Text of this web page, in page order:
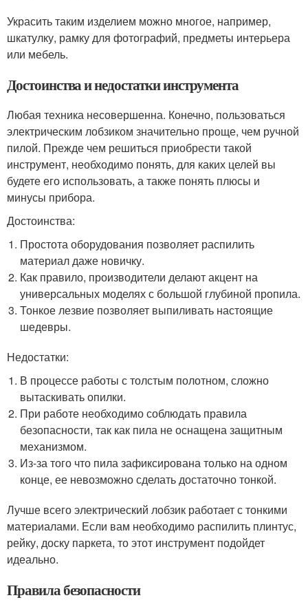
Украсить таким изделием можно многое, например,
шкатулку, рамку для фотографий, предметы интерьера
или мебель.
Достоинства и недостатки инструмента
Любая техника несовершенна. Конечно, пользоваться
электрическим лобзиком значительно проще, чем ручной
пилой. Прежде чем решиться приобрести такой
инструмент, необходимо понять, для каких целей вы
будете его использовать, а также понять плюсы и
минусы прибора.
Достоинства:
Простота оборудования позволяет распилить
материал даже новичку.
Как правило, производители делают акцент на
универсальных моделях с большой глубиной пропила.
Тонкое лезвие позволяет выпиливать настоящие
шедевры.
Недостатки:
В процессе работы с толстым полотном, сложно
вытаскивать опилки.
При работе необходимо соблюдать правила
безопасности, так как пила не оснащена защитным
механизмом.
Из-за того что пила зафиксирована только на одном
конце, ее невозможно сделать достаточно тонкой.
Лучше всего электрический лобзик работает с тонкими
материалами. Если вам необходимо распилить плинтус,
рейку, доску паркета, то этот инструмент подойдет
идеально.
Правила безопасности